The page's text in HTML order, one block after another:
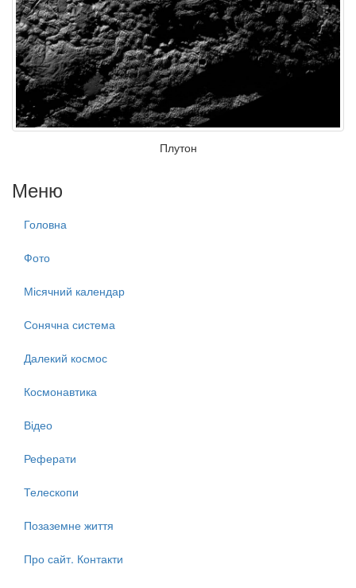
Плутон
Меню
Головна
Фото
Місячний календар
Сонячна система
Далекий космос
Космонавтика
Відео
Реферати
Телескопи
Позаземне життя
Про сайт. Контакти